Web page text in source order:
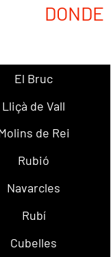
DONDE
El Bruc
Lliçà de Vall
de Rei
Rubió
Navarcles
Rubí
Cubelles